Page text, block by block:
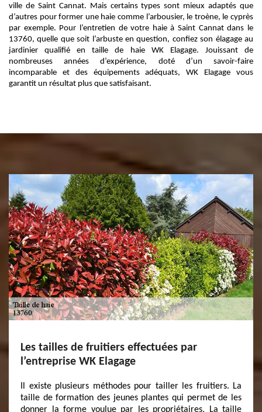
ville de Saint Cannat. Mais certains types sont mieux adaptés que
d’autres pour former une haie comme l’arbousier, le troène, le cyprès
par exemple. Pour l’entretien de votre haie à Saint Cannat dans le
13760, quelle que soit l’arbuste en question, confiez son élagage au
jardinier qualifié en taille de haie WK Elagage. Jouissant de
nombreuses années d’expérience, doté d’un savoir-faire
incomparable et des équipements adéquats, WK Elagage vous
garantit un résultat plus que satisfaisant.
Les tailles de fruitiers effectuées par
l’entreprise WK Elagage
Il existe plusieurs méthodes pour tailler les fruitiers. La
taille de formation des jeunes plantes qui permet de les
donner la forme voulue par les propriétaires. La taille